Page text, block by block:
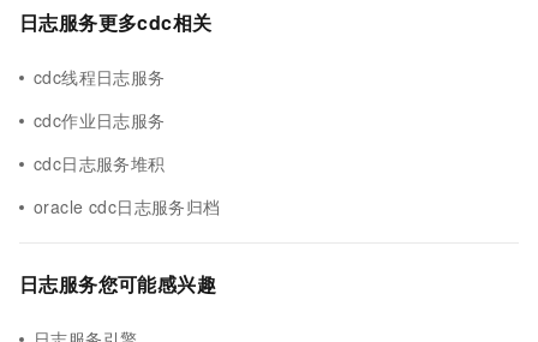
日志服务更多cdc相关
cdc线程日志服务
cdc作业日志服务
cdc日志服务堆积
oracle cdc日志服务归档
日志服务您可能感兴趣